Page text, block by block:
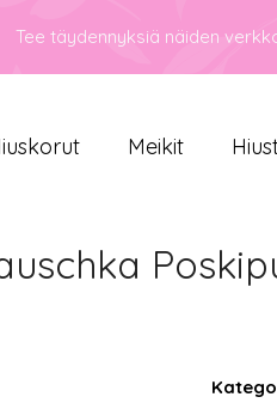
Tee täydennyksiä näiden
Meikit